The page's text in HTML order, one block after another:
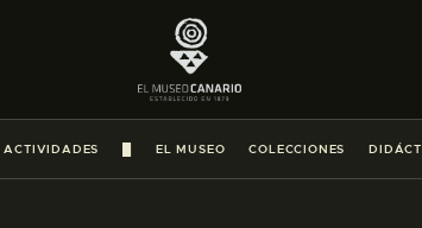
ACTIVIDADES EL MUSEO COLECCIONES
LA VISITA